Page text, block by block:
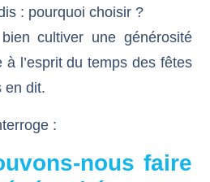
: pourquoi choisir ?
cultiver une générosité
à l’esprit du temps des fêtes
en dit.
:
nous faire